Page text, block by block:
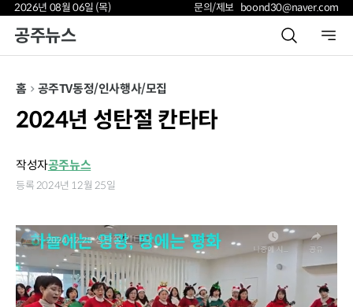
2026년 08월 06일 (목) 문의/제보 boond30@naver.com
공주뉴스
홈 공주TV동정/인사행사/모집
2024년 성탄절 칸타타
작성자공주뉴스
등록 2024년 12월 25일